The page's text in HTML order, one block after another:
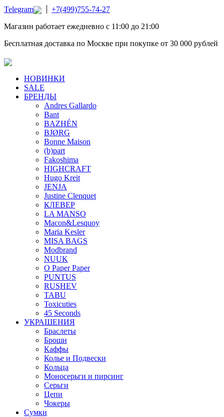
Telegram
+7(499)755-74-27
Магазин работает ежедневно с 11:00 до 21:00
Бесплатная доставка по Москве при покупке от 30 000 рублей
НОВИНКИ
SALE
БРЕНДЫ
Andres Gallardo
Bant
BAZHÉN
BJØRG
Bonne Maison
(b)part
Fakoshima
HIGHCRAFT
Hugo Kreit
JENJA
Justine Clenquet
КЛЕВЕР
LA MANSO
Macon&Lesquoy
Maria Kesler
MISA BAGS
Modbrand
NUUK
O Paper Paper
PUNTUS
RUSHEV
TABU
Toxicuties
45 Seconds
УКРАШЕНИЯ
Браслеты
Броши
Каффы
Колье и Подвески
Кольца
Моносерьги и пирсинг
Серьги
Цепи
Чокеры
Сумки